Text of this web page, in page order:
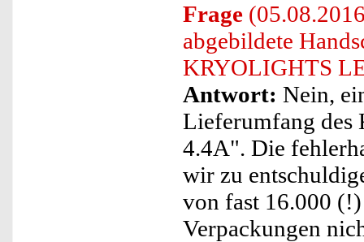
Frage
abgebildete
KRYOLIGHTS
Antwort: Nein,
Lieferumfang
4.4A". Die
wir zu
von fast 16.000
Verpackungen